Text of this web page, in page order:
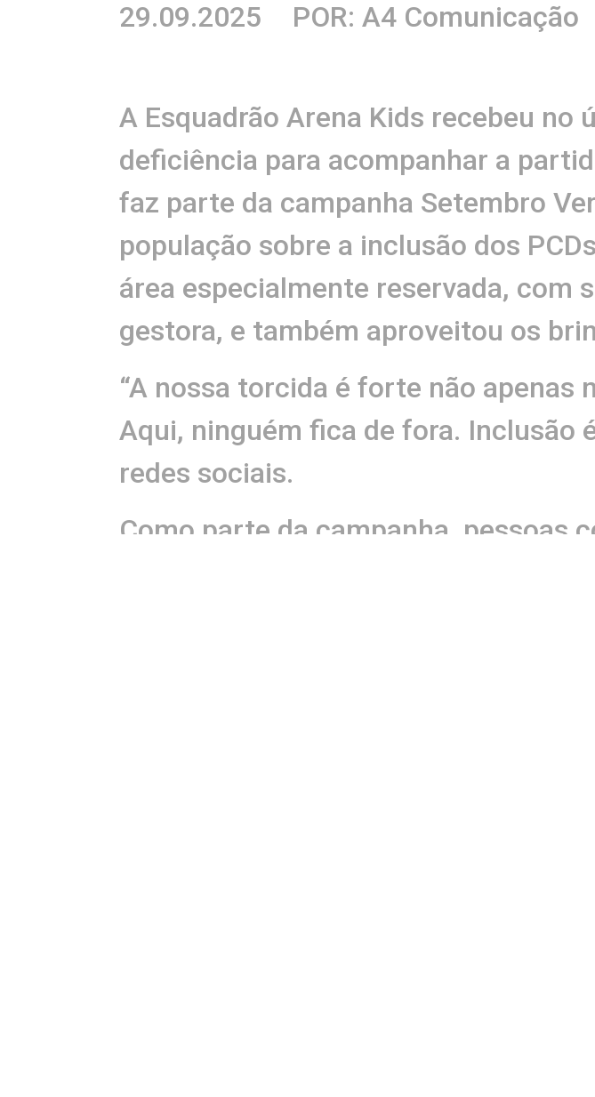
29.09.2025 POR: A4 Comunicação
A Esquadrão Arena Kids recebeu
deficiência para acompanhar a
faz parte da campanha Setembro
população sobre a inclusão dos
área especialmente reservada, com
gestora, e também aproveitou os
“A nossa torcida é forte não
Aqui, ninguém fica de fora. Inclusão
redes sociais.
Como parte da campanha, pessoas